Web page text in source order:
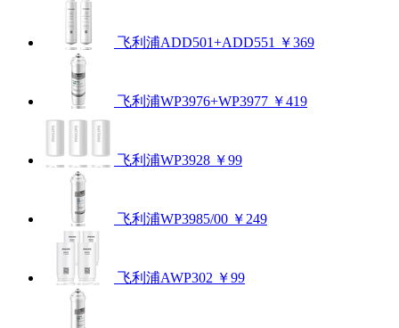
飞利浦ADD501+ADD551 ￥369
飞利浦WP3976+WP3977 ￥419
飞利浦WP3928 ￥99
飞利浦WP3985/00 ￥249
飞利浦AWP302 ￥99